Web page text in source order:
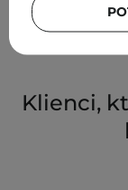
Klienci,